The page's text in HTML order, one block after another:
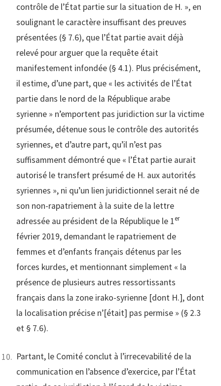
contrôle de l’État partie sur la situation de H. », en
soulignant le caractère insuffisant des preuves
présentées (§ 7.6), que l’État partie avait déjà
relevé pour arguer que la requête était
manifestement infondée (§ 4.1). Plus précisément,
il estime, d’une part, que « les activités de l’État
partie dans le nord de la République arabe
syrienne » n’emportent pas juridiction sur la victime
présumée, détenue sous le contrôle des autorités
syriennes, et d’autre part, qu’il n’est pas
suffisamment démontré que « l’État partie aurait
autorisé le transfert présumé de H. aux autorités
syriennes », ni qu’un lien juridictionnel serait né de
son non-rapatriement à la suite de la lettre
adressée au président de la République le 1er
février 2019, demandant le rapatriement de
femmes et d’enfants français détenus par les
forces kurdes, et mentionnant simplement « la
présence de plusieurs autres ressortissants
français dans la zone irako-syrienne [dont H.], dont
la localisation précise n’[était] pas permise » (§ 2.3
et § 7.6).
Partant, le Comité conclut à l’irrecevabilité de la
communication en l’absence d’exercice, par l’État